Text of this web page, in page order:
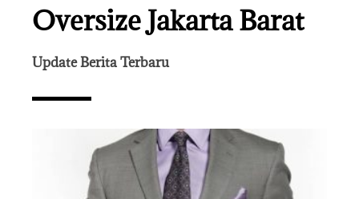
Oversize Jakarta Barat
Update Berita Terbaru